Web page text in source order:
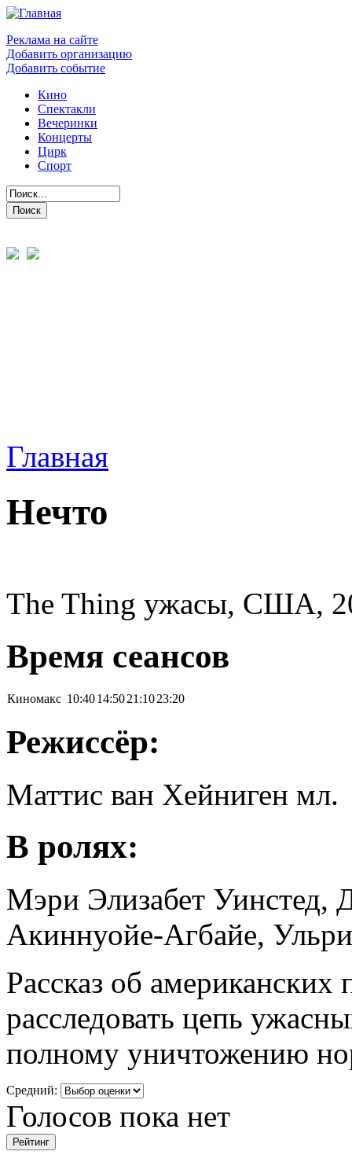
Реклама на сайте
Добавить организацию
Добавить событие
Кино
Спектакли
Вечеринки
Концерты
Цирк
Спорт
Главная
Нечто
The Thing ужасы, США,
Время сеансов
Киномакс 10:4014:5021:1023:20
Режиссёр:
Маттис ван Хейниген мл.
В ролях:
Мэри Элизабет Уинстед,
Акиннуойе-Агбайе,
Рассказ об
расследовать цепь
полному уничтожению
Средний:
Голосов пока нет